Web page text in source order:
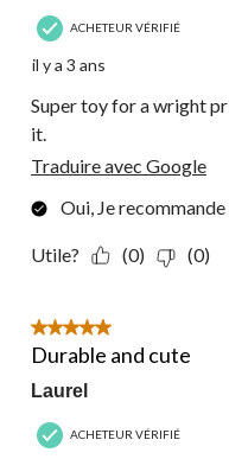
ACHETEUR VÉRIFIÉ
il y a 3 ans
Super toy for a wright
it.
Traduire avec Google
Oui, Je
Utile? (0) (0)
5 étoile(s) sur 5.
Durable and cute
Laurel
ACHETEUR VÉRIFIÉ